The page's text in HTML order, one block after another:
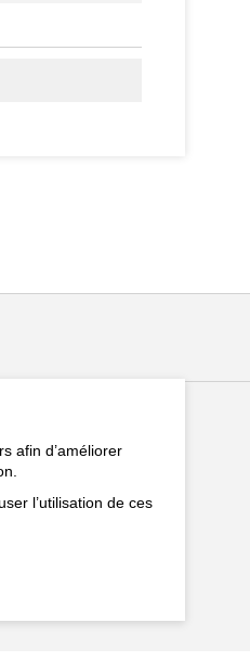
connecté
afin d’améliorer
l’utilisation de ces